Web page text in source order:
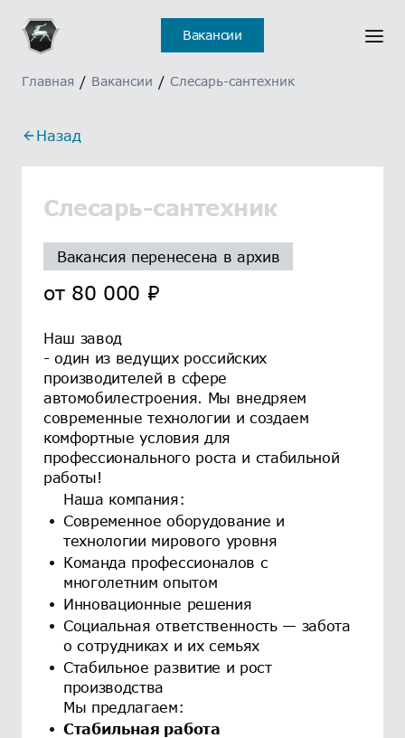
Вакансии
Главная / Вакансии / Слесарь-сантехник
Назад
Слесарь-сантехник
Вакансия перенесена в архив
от 80 000 ₽
Наш завод
- один из ведущих российских
производителей в сфере
автомобилестроения. Мы внедряем
современные технологии и создаем
комфортные условия для
профессионального роста и стабильной
работы!
Наша компания:
Современное оборудование и
технологии мирового уровня
Команда профессионалов с
многолетним опытом
Инновационные решения
Социальная ответственность — забота
о сотрудниках и их семьях
Стабильное развитие и рост
производства
Мы предлагаем:
Стабильная работа